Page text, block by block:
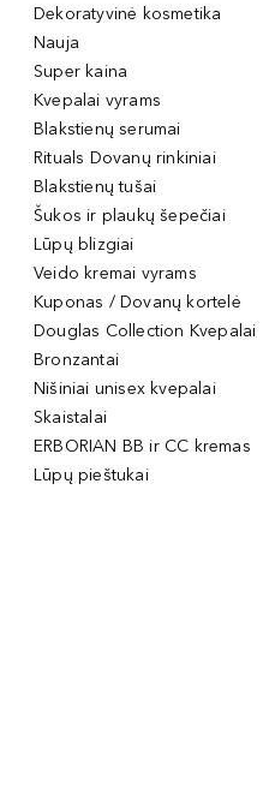
Dekoratyvinė kosmetika
Nauja
Super kaina
Kvepalai vyrams
Blakstienų serumai
Rituals Dovanų rinkiniai
Blakstienų tušai
Šukos ir plaukų šepečiai
Lūpų blizgiai
Veido kremai vyrams
Kuponas / Dovanų kortelė
Douglas Collection Kvepalai
Bronzantai
Nišiniai unisex kvepalai
Skaistalai
ERBORIAN BB ir CC kremas
Lūpų pieštukai